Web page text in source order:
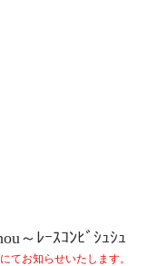
～ﾚｰｽｺﾝﾋﾞｼｭｼｭ
てお知らせいたします。